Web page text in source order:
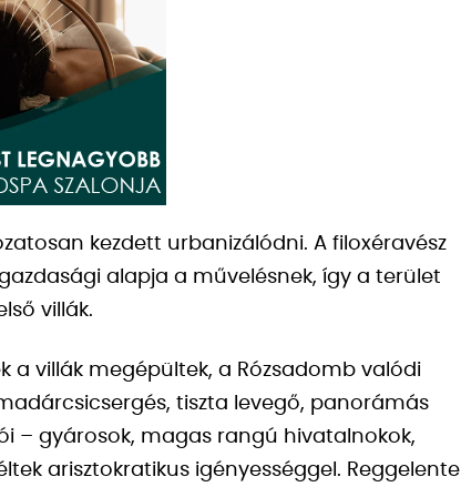
kezdett urbanizálódni. A filoxéravész
alapja a művelésnek, így a terület
villák.
a villák megépültek, a Rózsadomb valódi
tiszta levegő, panorámás
– gyárosok, magas rangú hivatalnokok,
arisztokratikus igényességgel. Reggelente